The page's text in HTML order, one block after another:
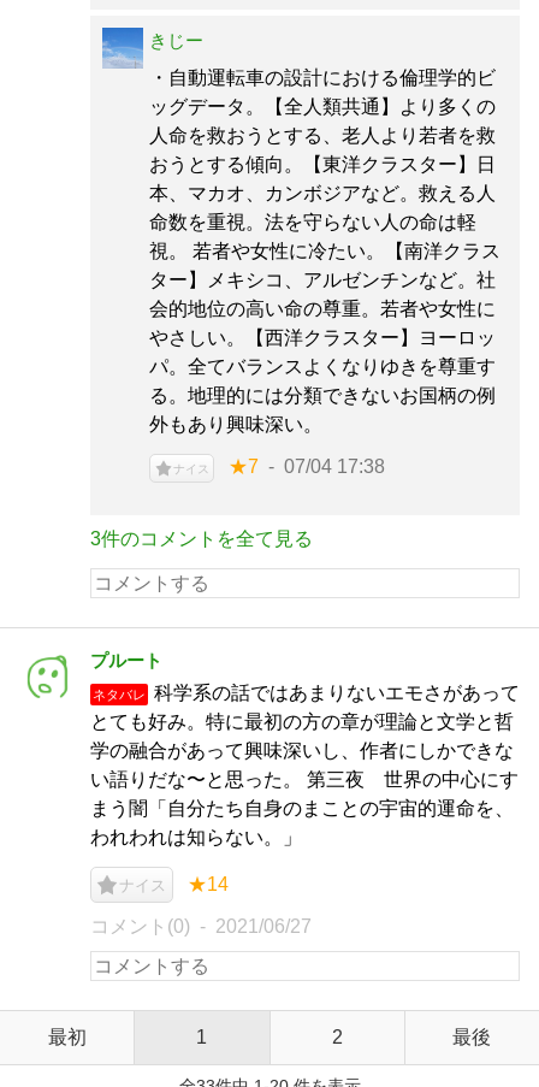
きじー
・自動運転車の設計における倫理学的ビ
ッグデータ。【全人類共通】より多くの
人命を救おうとする、老人より若者を救
おうとする傾向。【東洋クラスター】日
本、マカオ、カンボジアなど。救える人
命数を重視。法を守らない人の命は軽
視。 若者や女性に冷たい。【南洋クラス
ター】メキシコ、アルゼンチンなど。社
会的地位の高い命の尊重。若者や女性に
やさしい。【西洋クラスター】ヨーロッ
パ。全てバランスよくなりゆきを尊重す
る。地理的には分類できないお国柄の例
外もあり興味深い。
ナイス ★7 07/04 17:38
3件のコメントを全て見る
プルート
ネタバレ
科学系の話ではあまりないエモさがあって
とても好み。特に最初の方の章が理論と文学と哲
学の融合があって興味深いし、作者にしかできな
い語りだな〜と思った。 第三夜 世界の中心にす
まう闇「自分たち自身のまことの宇宙的運命を、
われわれは知らない。」
ナイス ★14
コメント(0) 2021/06/27
最初 1 2 最後